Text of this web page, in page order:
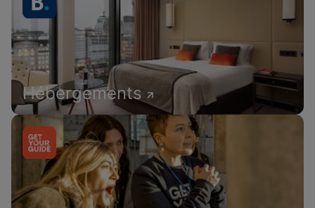
Hébergements